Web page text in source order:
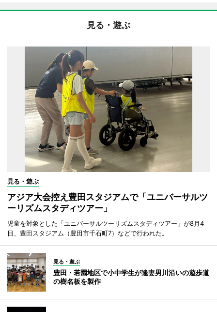
見る・遊ぶ
見る・遊ぶ
アジア大会控え豊田スタジアムで「ユニバーサルツ
ーリズムスタディツアー」
児童を対象とした「ユニバーサルツーリズムスタディツアー」が8月4
日、豊田スタジアム（豊田市千石町7）などで行われた。
見る・遊ぶ
豊田・若園地区で小中学生が逢妻男川沿いの遊歩道
の樹名板を製作